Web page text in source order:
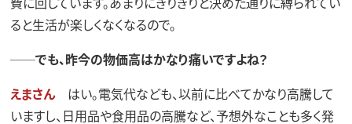
ると生活が楽しくなくなるので。
──でも、昨今の物価高はかなり痛いですよね？
えまさんはい。電気代なども、以前に比べてかなり高騰して
いますし、日用品や食用品の高騰など、予想外なことも多く発